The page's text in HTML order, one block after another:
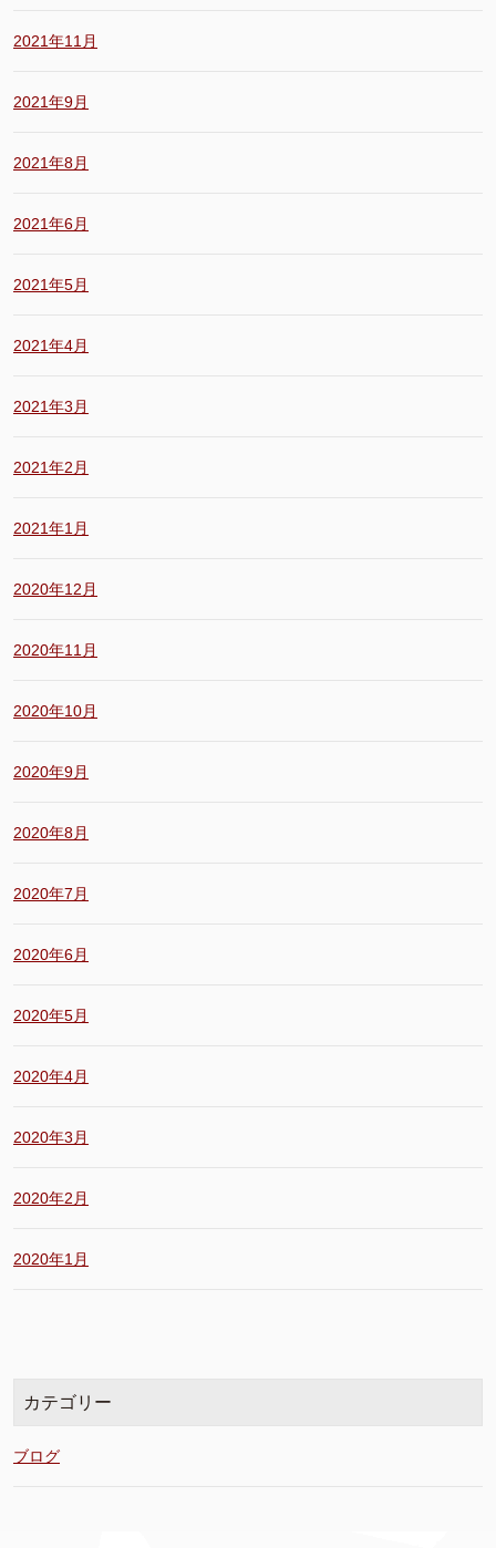
2021年11月
2021年9月
2021年8月
2021年6月
2021年5月
2021年4月
2021年3月
2021年2月
2021年1月
2020年12月
2020年11月
2020年10月
2020年9月
2020年8月
2020年7月
2020年6月
2020年5月
2020年4月
2020年3月
2020年2月
2020年1月
カテゴリー
ブログ